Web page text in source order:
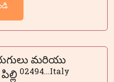
మరియు
02494...Italy